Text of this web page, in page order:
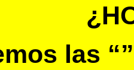
las